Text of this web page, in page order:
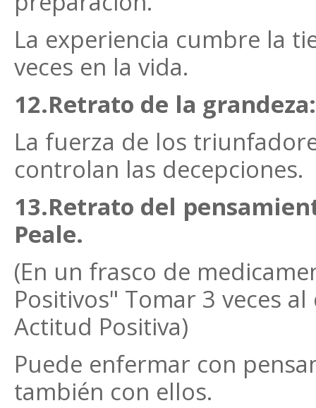
La experiencia cumbre la
veces en la vida.
12.Retrato de la
La fuerza de los
controlan las decepciones.
13.Retrato del
Peale.
(En un frasco de
Positivos" Tomar 3 veces
Actitud Positiva)
Puede enfermar con
también con ellos.